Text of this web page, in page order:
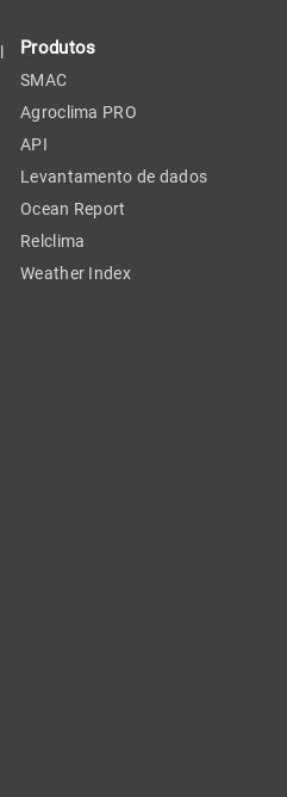
Produtos
SMAC
Agroclima PRO
API
Levantamento de dados
Ocean Report
Relclima
Weather Index